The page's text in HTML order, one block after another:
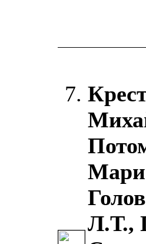
Л.Т.,